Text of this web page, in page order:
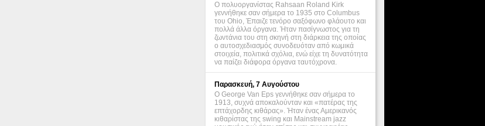
Ο πολυοργανίστας Rahsaan Roland Kirk
γεννήθηκε σαν σήμερα το 1935 στο Columbus
του Ohio, Έπαιζε τενόρο σαξόφωνο φλάουτο και
πολλά άλλα όργανα. Ήταν πασίγνωστος για τη
ζωντάνια του στη σκηνή στη διάρκεια της οποίας
ο αυτοσχεδιασμός συνοδευόταν από κωμικά
στοιχεία, πολιτικά σχόλια, ενώ είχε τη δυνατότητα
να παίζει διάφορα όργανα ταυτόχρονα.
Παρασκευή, 7 Αυγούστου
Ο George Van Eps γεννήθηκε σαν σήμερα το
1913, συχνά αποκαλούνταν και «πατέρας της
επτάχορδης κιθάρας». Ήταν ένας Αμερικανός
κιθαρίστας της swing και Mainstream jazz